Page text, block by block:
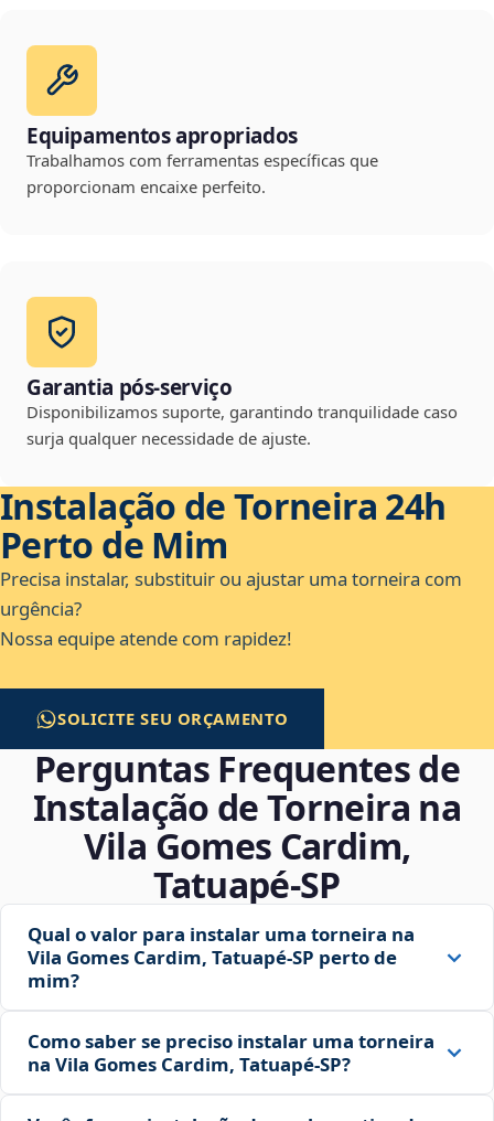
Equipamentos apropriados
Trabalhamos com ferramentas específicas que
proporcionam encaixe perfeito.
Garantia pós-serviço
Disponibilizamos suporte, garantindo tranquilidade caso
surja qualquer necessidade de ajuste.
Instalação de Torneira 24h
Perto de Mim
Precisa instalar, substituir ou ajustar uma torneira com
urgência?
Nossa equipe atende com rapidez!
SOLICITE SEU ORÇAMENTO
Perguntas Frequentes de
Instalação de Torneira na
Vila Gomes Cardim,
Tatuapé‑SP
Qual o valor para instalar uma torneira na
Vila Gomes Cardim, Tatuapé‑SP perto de
mim?
Como saber se preciso instalar uma torneira
na Vila Gomes Cardim, Tatuapé‑SP?